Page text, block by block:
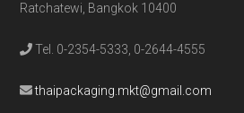
Ratchatewi, Bangkok 10400
Tel. 0-2354-5333, 0-2644-4555
thaipackaging.mkt@gmail.com